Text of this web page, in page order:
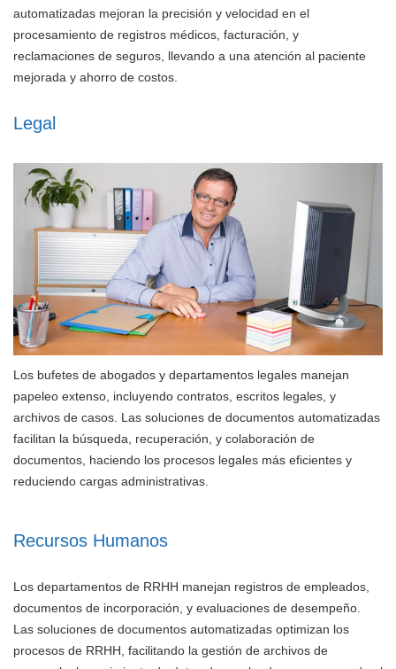
automatizadas mejoran la precisión y velocidad en el
procesamiento de registros médicos, facturación, y
reclamaciones de seguros, llevando a una atención al paciente
mejorada y ahorro de costos.
Legal
Los bufetes de abogados y departamentos legales manejan
papeleo extenso, incluyendo contratos, escritos legales, y
archivos de casos. Las soluciones de documentos automatizadas
facilitan la búsqueda, recuperación, y colaboración de
documentos, haciendo los procesos legales más eficientes y
reduciendo cargas administrativas.
Recursos Humanos
Los departamentos de RRHH manejan registros de empleados,
documentos de incorporación, y evaluaciones de desempeño.
Las soluciones de documentos automatizadas optimizan los
procesos de RRHH, facilitando la gestión de archivos de